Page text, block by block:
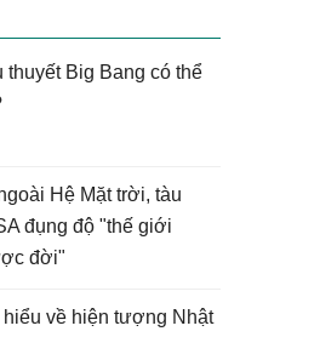
thuyết Big Bang có thể
Hệ Mặt trời, tàu
đụng độ "thế giới
đời"
hiểu về hiện tượng Nhật